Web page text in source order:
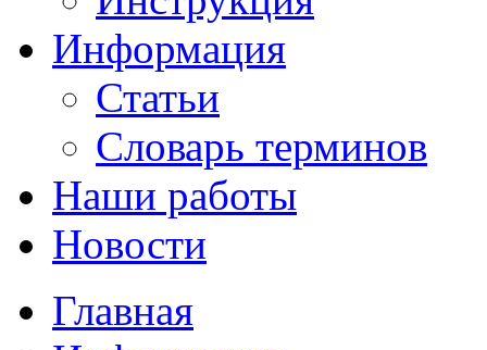
Информация
Статьи
Словарь терминов
Наши работы
Новости
Главная